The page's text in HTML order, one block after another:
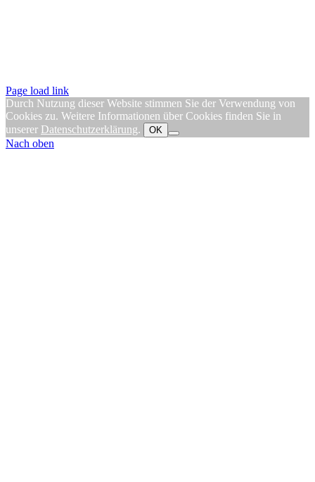
Page load link
Durch Nutzung dieser Website stimmen Sie der Verwendung von
Cookies zu. Weitere Informationen über Cookies finden Sie in
unserer Datenschutzerklärung. OK
Nach oben